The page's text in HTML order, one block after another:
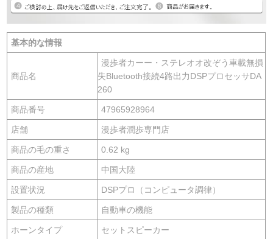
基本的な情報
商品名
漫歩者カーー・ステレオオ改ぞう車載無損
失Bluetooth接続4路出力DSPプロセッサDA
260
商品番号 47965928964
店舗 漫歩者潤歩専門店
商品の毛の重さ 0.62 kg
商品の産地 中国大陸
設置状況 DSPプロ（コンピュータ調律）
製品の種類 自動車の機能
ホーンタイプ セットスピーカー